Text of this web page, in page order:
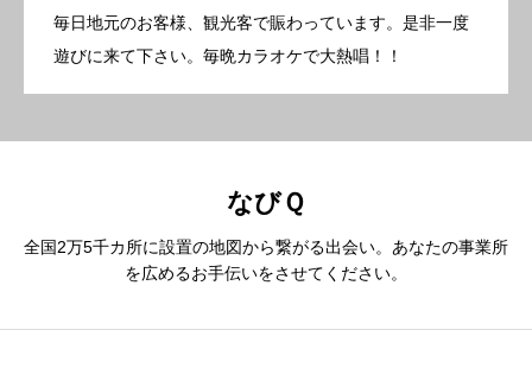
毎日地元のお客様、観光客で賑わっています。是非一度
遊びに来て下さい。毎晩カラオケで大熱唱！！
なびＱ
全国2万5千カ所に設置の地図から繋がる出会い。あなたの事業所
を広めるお手伝いをさせてください。